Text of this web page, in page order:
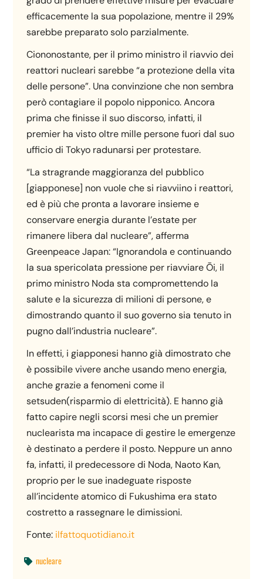
efficacemente la sua popolazione, mentre il 29%
sarebbe preparato solo parzialmente.
Ciononostante, per il primo ministro il riavvio dei
reattori nucleari sarebbe “a protezione della vita
delle persone”. Una convinzione che non sembra
però contagiare il popolo nipponico. Ancora
prima che finisse il suo discorso, infatti, il
premier ha visto oltre mille persone fuori dal suo
ufficio di Tokyo radunarsi per protestare.
“La stragrande maggioranza del pubblico
[giapponese] non vuole che si riavviino i reattori,
ed è più che pronta a lavorare insieme e
conservare energia durante l’estate per
rimanere libera dal nucleare”, afferma
Greenpeace Japan: “Ignorandola e continuando
la sua spericolata pressione per riavviare Ōi, il
primo ministro Noda sta compromettendo la
salute e la sicurezza di milioni di persone, e
dimostrando quanto il suo governo sia tenuto in
pugno dall’industria nucleare”.
In effetti, i giapponesi hanno già dimostrato che
è possibile vivere anche usando meno energia,
anche grazie a fenomeni come il
setsuden(risparmio di elettricità). E hanno già
fatto capire negli scorsi mesi che un premier
nuclearista ma incapace di gestire le emergenze
è destinato a perdere il posto. Neppure un anno
fa, infatti, il predecessore di Noda, Naoto Kan,
proprio per le sue inadeguate risposte
all’incidente atomico di Fukushima era stato
costretto a rassegnare le dimissioni.
Fonte: ilfattoquotidiano.it
 nucleare